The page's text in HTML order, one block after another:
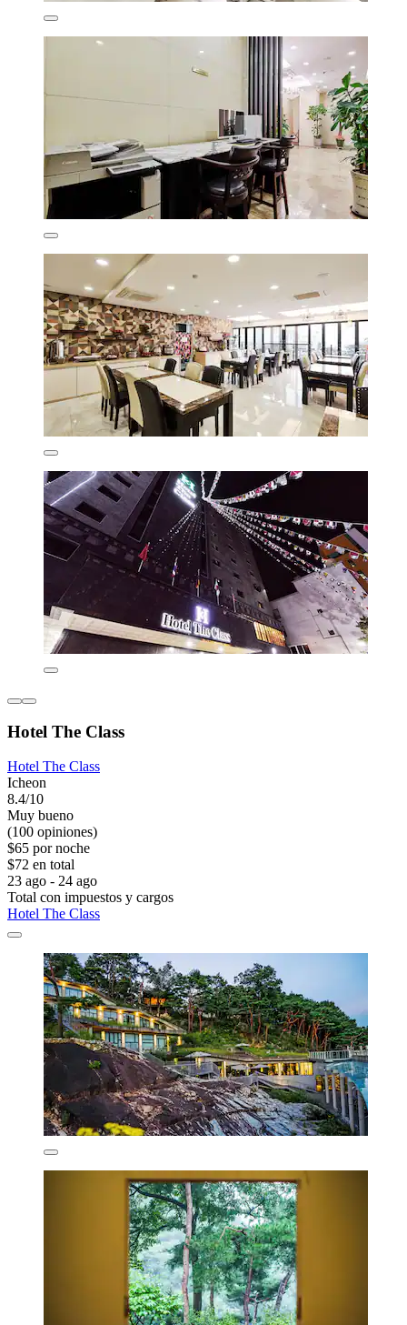
Hotel The Class
Hotel The Class
Icheon
8.4/10
Muy bueno
(100 opiniones)
$65 por noche
$72 en total
23 ago - 24 ago
Total con impuestos y cargos
Hotel The Class